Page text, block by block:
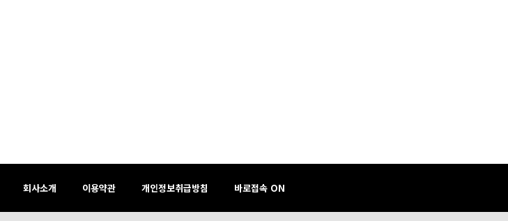
회사소개 이용약관 개인정보취급방침 바로접속 ON